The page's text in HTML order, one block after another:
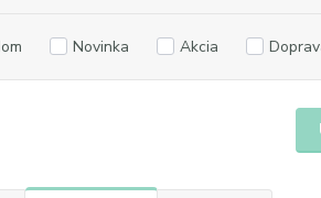
Novinka Akcia